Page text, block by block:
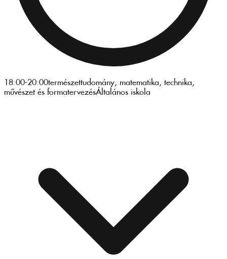
18:00-20:00természettudomány, matematika, technika,
művészet és formatervezésÁltalános iskola